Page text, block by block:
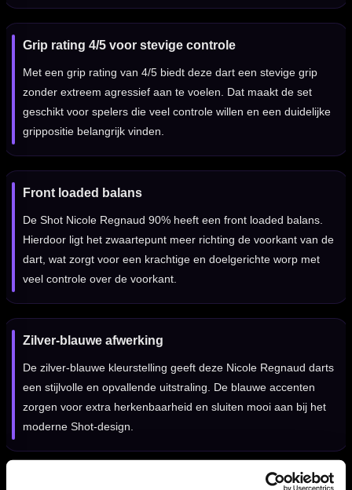
Grip rating 4/5 voor stevige controle
Met een grip rating van 4/5 biedt deze dart een stevige grip
zonder extreem agressief aan te voelen. Dat maakt de set
geschikt voor spelers die veel controle willen en een duidelijke
grippositie belangrijk vinden.
Front loaded balans
De Shot Nicole Regnaud 90% heeft een front loaded balans.
Hierdoor ligt het zwaartepunt meer richting de voorkant van de
dart, wat zorgt voor een krachtige en doelgerichte worp met
veel controle over de voorkant.
Zilver-blauwe afwerking
De zilver-blauwe kleurstelling geeft deze Nicole Regnaud darts
een stijlvolle en opvallende uitstraling. De blauwe accenten
zorgen voor extra herkenbaarheid en sluiten mooi aan bij het
moderne Shot-design.